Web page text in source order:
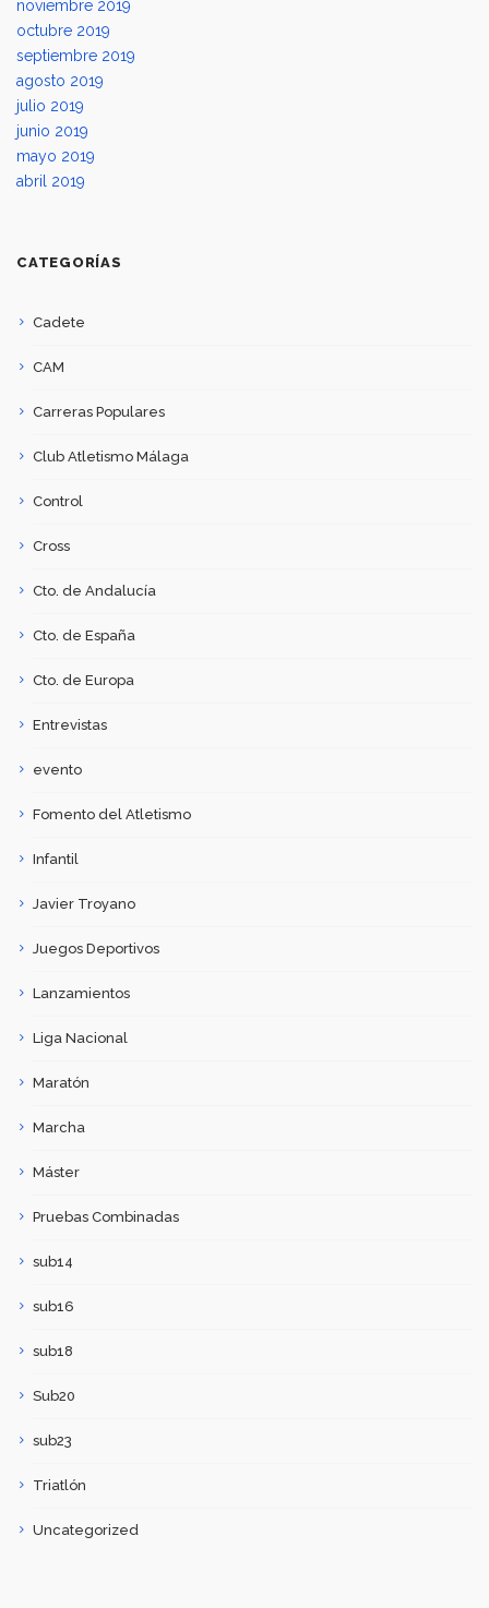
noviembre 2019
octubre 2019
septiembre 2019
agosto 2019
julio 2019
junio 2019
mayo 2019
abril 2019
CATEGORÍAS
Cadete
CAM
Carreras Populares
Club Atletismo Málaga
Control
Cross
Cto. de Andalucía
Cto. de España
Cto. de Europa
Entrevistas
evento
Fomento del Atletismo
Infantil
Javier Troyano
Juegos Deportivos
Lanzamientos
Liga Nacional
Maratón
Marcha
Máster
Pruebas Combinadas
sub14
sub16
sub18
Sub20
sub23
Triatlón
Uncategorized